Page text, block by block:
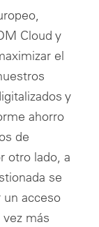
Cloud y
el
y
ahorro
de
otro lado, a
se
un acceso
más